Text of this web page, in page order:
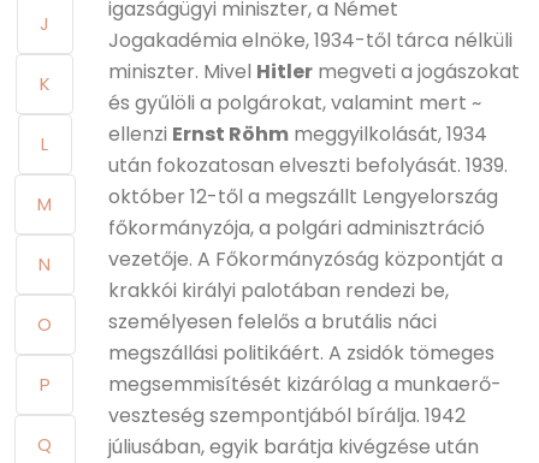
J
K
L
M
N
O
P
Q
igazságügyi miniszter, a Német
Jogakadémia elnöke, 1934-től tárca nélküli
miniszter. Mivel Hitlermegveti a jogászokat
és gyűlöli a polgárokat, valamint mert ~
ellenzi Ernst Röhmmeggyilkolását, 1934
után fokozatosan elveszti befolyását. 1939.
október 12-től a megszállt Lengyelország
főkormányzója, a polgári adminisztráció
vezetője. A Főkormányzóság központját a
krakkói királyi palotában rendezi be,
személyesen felelős a brutális náci
megszállási politikáért. A zsidók tömeges
megsemmisítését kizárólag a munkaerő-
veszteség szempontjából bírálja. 1942
júliusában, egyik barátja kivégzése után